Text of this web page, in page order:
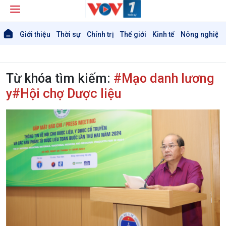
Giới thiệu Thời sự Chính trị Thế giới Kinh tế Nông nghiệp
Thời sự 6h
Thời sự 18h
Thời sự 21h30
Bản tin
Chuyên mục
Theo dòng Thời sự
Thế giới
Từ khóa tìm kiếm: #Mạo danh lương
y#Hội chợ Dược liệu